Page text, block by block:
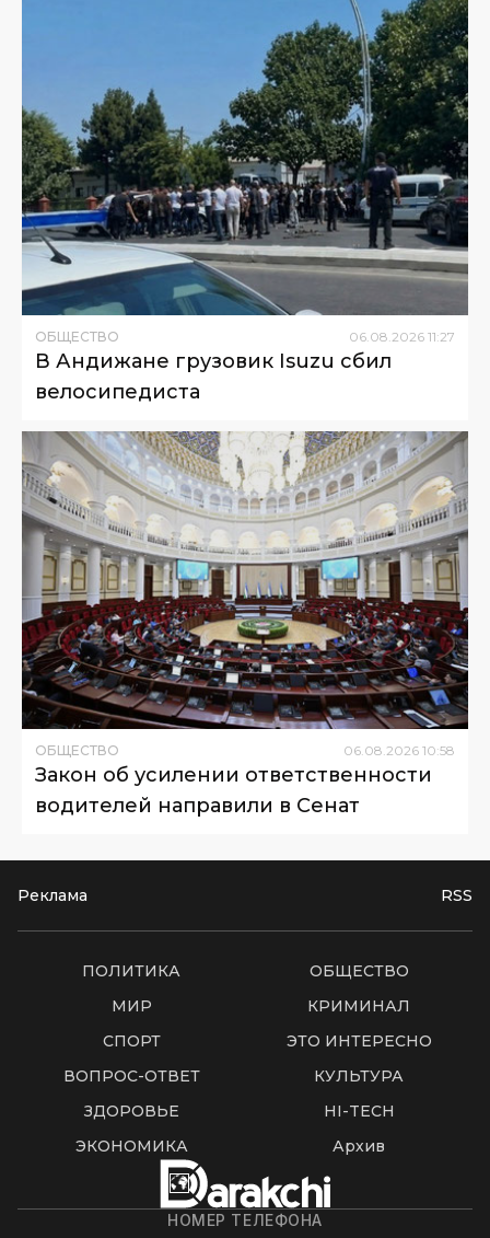
ОБЩЕСТВО 06 08 2026 11:27
В Андижане грузовик Isuzu сбил
велосипедиста
ОБЩЕСТВО 06.08.2026 10:58
Закон об усилении ответственности
водителей направили в Сенат
Реклама RSS
ПОЛИТИКА
ОБЩЕСТВО
МИР
КРИМИНАЛ
СПОРТ
ЭТО ИНТЕРЕСНО
ВОПРОС-ОТВЕТ
КУЛЬТУРА
ЗДОРОВЬЕ
HI-TECH
ЭКОНОМИКА
Архив
НОМЕР ТЕЛЕФОНА